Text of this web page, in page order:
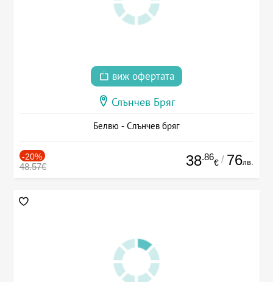
виж офертата
Слънчев Бряг
Белвю - Слънчев бряг
-20%
48.57€ 38.86
€ / 76лв.